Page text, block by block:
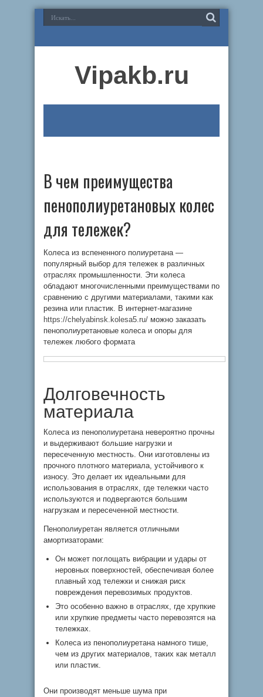
Vipakb.ru
В чем преимущества
пенополиуретановых колес
для тележек?
Колеса из вспененного полиуретана —
популярный выбор для тележек в различных
отраслях промышленности. Эти колеса
обладают многочисленными преимуществами по
сравнению с другими материалами, такими как
резина или пластик. В интернет-магазине
https://chelyabinsk.kolesa5.ru/ можно заказать
пенополиуретановые колеса и опоры для
тележек любого формата
Долговечность
материала
Колеса из пенополиуретана невероятно прочны
и выдерживают большие нагрузки и
пересеченную местность. Они изготовлены из
прочного плотного материала, устойчивого к
износу. Это делает их идеальными для
использования в отраслях, где тележки часто
используются и подвергаются большим
нагрузкам и пересеченной местности.
Пенополиуретан является отличными
амортизаторами:
Он может поглощать вибрации и удары от
неровных поверхностей, обеспечивая более
плавный ход тележки и снижая риск
повреждения перевозимых продуктов.
Это особенно важно в отраслях, где хрупкие
или хрупкие предметы часто перевозятся на
тележках.
Колеса из пенополиуретана намного тише,
чем из других материалов, таких как металл
или пластик.
Они производят меньше шума при